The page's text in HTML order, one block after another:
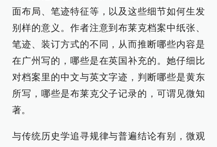
面布局、笔迹特征等，以及这些细节如何生发
别样的意义。作者注意到布莱克档案中纸张、
笔迹、装订方式的不同，从而推断哪些内容是
在广州写的，哪些是在英国补充的。她仔细比
对档案里的中文与英文字迹，判断哪些是黄东
所写，哪些是布莱克父子记录的，可谓见微知
著。
与传统历史学追寻规律与普遍结论有别，微观